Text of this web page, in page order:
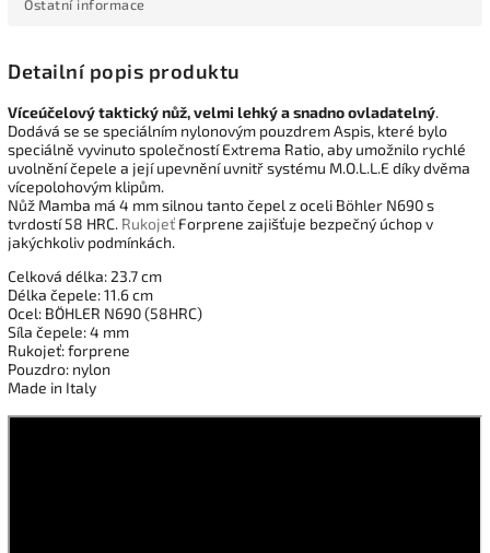
Ostatní informace
Detailní popis produktu
Víceúčelový taktický nůž, velmi lehký a snadno ovladatelný.
Dodává se se speciálním nylonovým pouzdrem Aspis, které bylo
speciálně vyvinuto společností Extrema Ratio, aby umožnilo rychlé
uvolnění čepele a její upevnění uvnitř systému M.O.L.L.E díky dvěma
vícepolohovým klipům.
Nůž Mamba má 4 mm silnou tanto čepel z oceli Böhler N690s
tvrdostí 58 HRC. Rukojeť Forprene zajišťuje bezpečný úchop v
jakýchkoliv podmínkách.
Celková délka: 23.7 cm
Délka čepele: 11.6 cm
Ocel: BÖHLER N690 (58HRC)
Síla čepele: 4 mm
Rukojeť: forprene
Pouzdro: nylon
Made in Italy